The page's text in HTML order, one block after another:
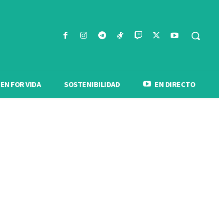
FOR VIDA SOSTENIBILIDAD EN DIRECTO